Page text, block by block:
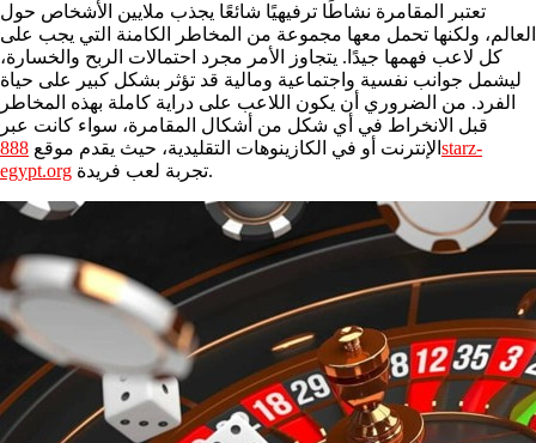
تعتبر المقامرة نشاطًا ترفيهيًا شائعًا يجذب ملايين الأشخاص حول
العالم، ولكنها تحمل معها مجموعة من المخاطر الكامنة التي يجب على
كل لاعب فهمها جيدًا. يتجاوز الأمر مجرد احتمالات الربح والخسارة،
ليشمل جوانب نفسية واجتماعية ومالية قد تؤثر بشكل كبير على حياة
الفرد. من الضروري أن يكون اللاعب على دراية كاملة بهذه المخاطر
قبل الانخراط في أي شكل من أشكال المقامرة، سواء كانت عبر
الإنترنت أو في الكازينوهات التقليدية، حيث يقدم موقع 888starz-
egypt.org
تجربة لعب فريدة.